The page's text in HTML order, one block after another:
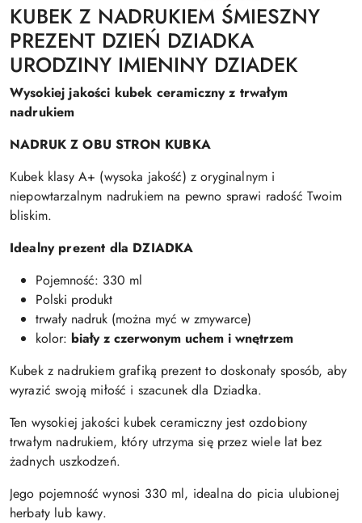
KUBEK Z NADRUKIEM ŚMIESZNY
PREZENT DZIEŃ DZIADKA
URODZINY IMIENINY DZIADEK
Wysokiej jakości kubek ceramiczny z trwałym
nadrukiem
NADRUK Z OBU STRON KUBKA
Kubek klasy A+ (wysoka jakość) z oryginalnym i
niepowtarzalnym nadrukiem na pewno sprawi radość Twoim
bliskim.
Idealny prezent dla DZIADKA
Pojemność: 330 ml
Polski produkt
trwały nadruk (można myć w zmywarce)
kolor: biały z czerwonym uchem i wnętrzem
Kubek z nadrukiem grafiką prezent to doskonały sposób, aby
wyrazić swoją miłość i szacunek dla Dziadka.
Ten wysokiej jakości kubek ceramiczny jest ozdobiony
trwałym nadrukiem, który utrzyma się przez wiele lat bez
żadnych uszkodzeń.
Jego pojemność wynosi 330 ml, idealna do picia ulubionej
herbaty lub kawy.